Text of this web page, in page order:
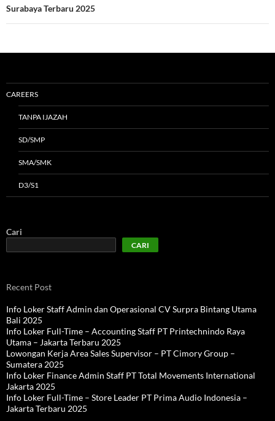
Surabaya Terbaru 2025
CAREERS
TANPA IJAZAH
SD/SMP
SMA/SMK
D3/S1
Cari
CARI
Recent Post
Info Loker Staff Admin dan Operasional CV Surpra Bintang Utama
Bali 2025
Info Loker Full-Time – Accounting Staff PT Printechnindo Raya
Utama – Jakarta Terbaru 2025
Lowongan Kerja Area Sales Supervisor – PT Cimory Group –
Sumatera 2025
Info Loker Finance Admin Staff PT Total Movements International
Jakarta 2025
Info Loker Full-Time – Store Leader PT Prima Audio Indonesia –
Jakarta Terbaru 2025